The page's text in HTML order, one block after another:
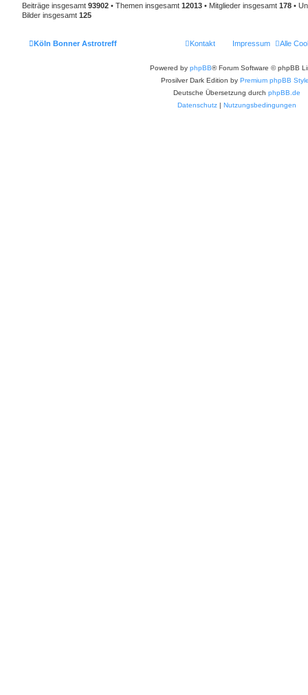
Beiträge insgesamt 93902 • Themen insgesamt 12013 • Mitglieder insgesamt 178 •
Bilder insgesamt 125
Köln Bonner Astrotreff Alle
Impressum
Kontakt
Powered by phpBB® Forum Software © phpBB
Prosilver Dark Edition by Premium phpBB
Deutsche Übersetzung durch phpBB.de
Datenschutz | Nutzungsbedingungen